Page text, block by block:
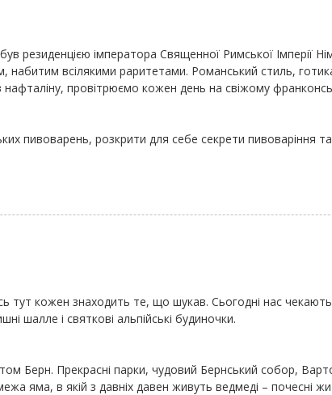
резиденцією імператора Священної Римської Імперії
всілякими раритетами. Романський стиль,
нафталіну, провітрюємо кожен день на свіжому
пивоварень, розкрити для себе секрети пивоваріння
кожен знаходить те, що шукав. Сьогодні нас чекають
шалле і святкові альпійські будиночки.
Берн. Прекрасні парки, чудовий Бернський собор,
яма, в якій з давніх давен живуть ведмеді – почесні